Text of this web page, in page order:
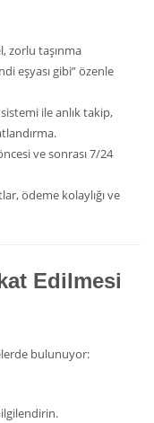
zorlu taşınma
eşyası gibi” özenle
ile anlık takip,
ve sonrası 7/24
ödeme kolaylığı ve
Edilmesi
bulunuyor: